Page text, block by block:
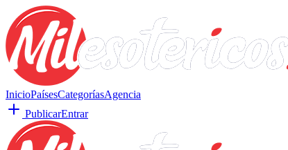
InicioPaísesCategoríasAgencia
PublicarEntrar